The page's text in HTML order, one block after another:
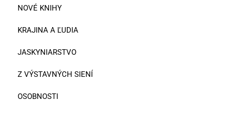
NOVÉ KNIHY
KRAJINA A ĽUDIA
JASKYNIARSTVO
Z VÝSTAVNÝCH SIENÍ
OSOBNOSTI